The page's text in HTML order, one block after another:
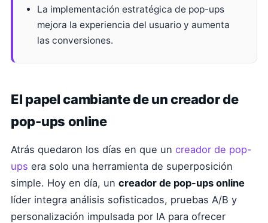
La implementación estratégica de pop-ups
mejora la experiencia del usuario y aumenta
las conversiones.
El papel cambiante de un creador de
pop-ups online
Atrás quedaron los días en que un creador de pop-
ups era solo una herramienta de superposición
simple. Hoy en día, un creador de pop-ups online
líder integra análisis sofisticados, pruebas A/B y
personalización impulsada por IA para ofrecer